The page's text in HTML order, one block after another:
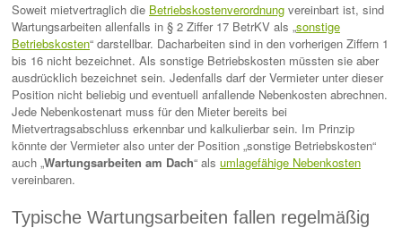
Soweit mietvertraglich die Betriebskostenverordnung vereinbart ist, sind
Wartungsarbeiten allenfalls in § 2 Ziffer 17 BetrKV als „sonstige
Betriebskosten“ darstellbar. Dacharbeiten sind in den vorherigen Ziffern 1
bis 16 nicht bezeichnet. Als sonstige Betriebskosten müssten sie aber
ausdrücklich bezeichnet sein. Jedenfalls darf der Vermieter unter dieser
Position nicht beliebig und eventuell anfallende Nebenkosten abrechnen.
Jede Nebenkostenart muss für den Mieter bereits bei
Mietvertragsabschluss erkennbar und kalkulierbar sein. Im Prinzip
könnte der Vermieter also unter der Position „sonstige Betriebskosten“
auch „Wartungsarbeiten am Dach“ als umlagefähige Nebenkosten
vereinbaren.
Typische Wartungsarbeiten fallen regelmäßig